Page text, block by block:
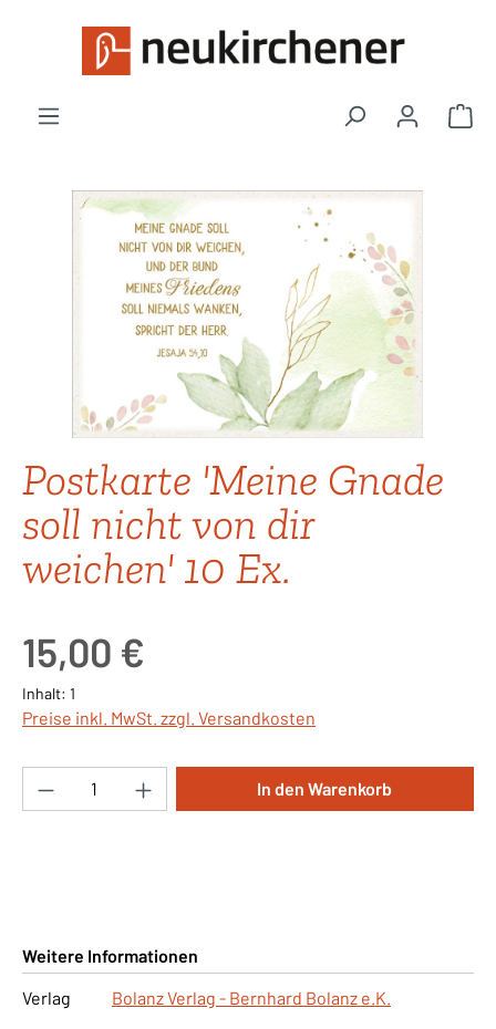
Zum Hauptinhalt springen
Bildergalerie überspringen
Postkarte 'Meine Gnade
soll nicht von dir
weichen' 10 Ex.
15,00 €
Inhalt: 1
Preise inkl. MwSt. zzgl. Versandkosten
Produkt Anzahl: Gib den gewünschten
In den Warenkorb
Weitere Informationen
Verlag
Bolanz Verlag - Bernhard Bolanz e.K.